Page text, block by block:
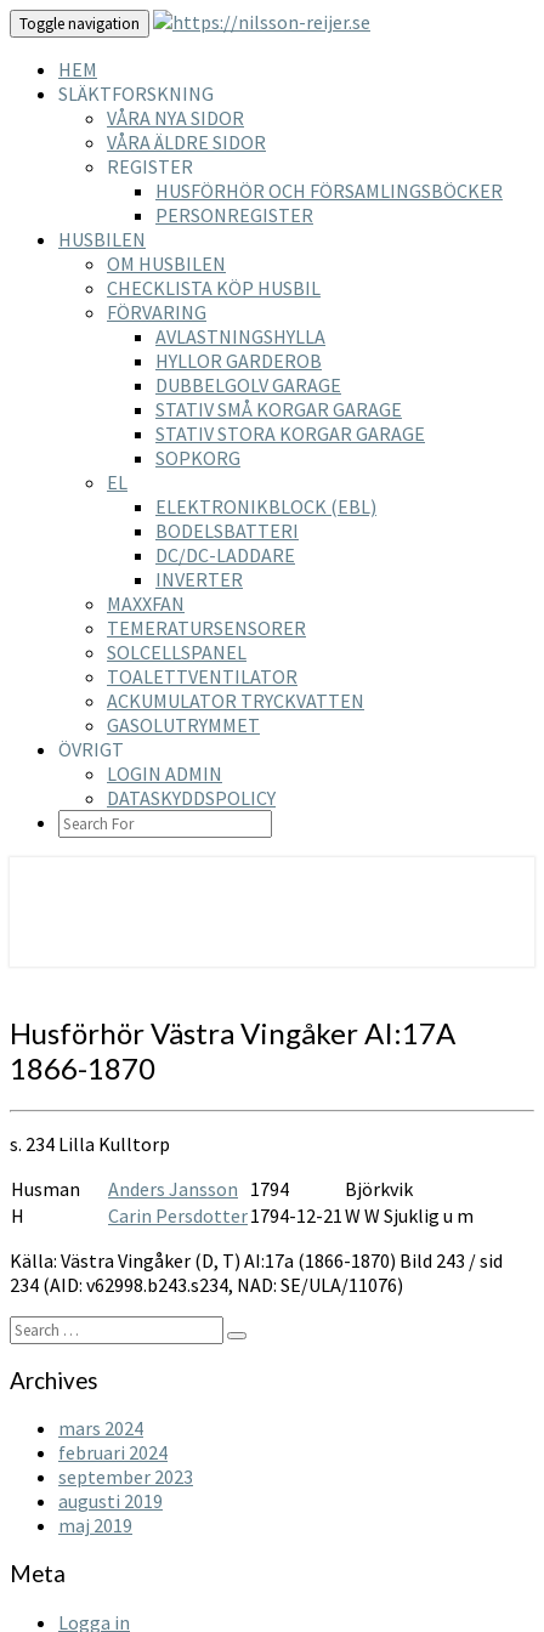
Toggle navigation
HEM
SLÄKTFORSKNING
VÅRA NYA SIDOR
VÅRA ÄLDRE SIDOR
REGISTER
HUSFÖRHÖR OCH FÖRSAMLINGSBÖCKER
PERSONREGISTER
HUSBILEN
OM HUSBILEN
CHECKLISTA KÖP HUSBIL
FÖRVARING
AVLASTNINGSHYLLA
HYLLOR GARDEROB
DUBBELGOLV GARAGE
STATIV SMÅ KORGAR GARAGE
STATIV STORA KORGAR GARAGE
SOPKORG
EL
ELEKTRONIKBLOCK (EBL)
BODELSBATTERI
DC/DC-LADDARE
INVERTER
MAXXFAN
TEMERATURSENSORER
SOLCELLSPANEL
TOALETTVENTILATOR
ACKUMULATOR TRYCKVATTEN
GASOLUTRYMMET
ÖVRIGT
LOGIN ADMIN
DATASKYDDSPOLICY
SEARCH
ICON
Husförhör
Västra
Vingåker
1870
Husförhör Västra Vingåker AI:17A
1866-1870
s. 234 Lilla Kulltorp
Husman
Anders Jansson 1794
Björkvik
H
Carin Persdotter1794-12-21W W Sjuklig u m
Källa: Västra Vingåker (D, T) AI:17a (1866-1870) Bild 243 / sid
234 (AID: v62998.b243.s234, NAD: SE/ULA/11076)
Search
for:
Search
Archives
mars 2024
februari 2024
september 2023
augusti 2019
maj 2019
Meta
Logga in